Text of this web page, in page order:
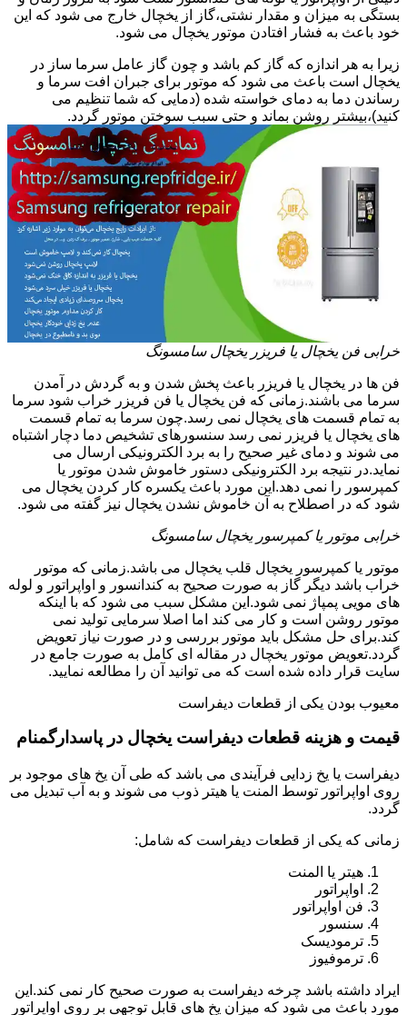
بستگی به میزان و مقدار نشتی،گاز از یخچال خارج می شود که این
خود باعث به فشار افتادن موتور یخچال می شود.
زیرا به هر اندازه که گاز کم باشد و چون گاز عامل سرما ساز در
یخچال است باعث می شود که موتور برای جبران افت سرما و
رساندن دما به دمای خواسته شده (دمایی که شما تنظیم می
کنید)،بیشتر روشن بماند و حتی سبب سوختن موتور گردد.
خرابی فن یخچال یا فریزر یخچال سامسونگ
فن ها در یخچال یا فریزر باعث پخش شدن و به گردش در آمدن
سرما می باشند.زمانی که فن یخچال یا فن فریزر خراب شود سرما
به تمام قسمت های یخچال نمی رسد.چون سرما به تمام قسمت
های یخچال یا فریزر نمی رسد سنسورهای تشخیص دما دچار اشتباه
می شوند و دمای غیر صحیح را به برد الکترونیکی ارسال می
نماید.در نتیجه برد الکترونیکی دستور خاموش شدن موتور یا
کمپرسور را نمی دهد.این مورد باعث یکسره کار کردن یخچال می
شود که در اصطلاح به آن خاموش نشدن یخچال نیز گفته می شود.
خرابی موتور یا کمپرسور یخچال سامسونگ
موتور یا کمپرسور یخچال قلب یخچال می باشد.زمانی که موتور
خراب باشد دیگر گاز به صورت صحیح به کندانسور و اواپراتور و لوله
های مویی پمپاژ نمی شود.این مشکل سبب می شود که با اینکه
موتور روشن است و کار می کند اما اصلا سرمایی تولید نمی
کند.برای حل مشکل باید موتور بررسی و در صورت نیاز تعویض
گردد.تعویض موتور یخچال در مقاله ای کامل به صورت جامع در
سایت قرار داده شده است که می توانید آن را مطالعه نمایید.
معیوب بودن یکی از قطعات دیفراست
قیمت و هزینه قطعات دیفراست یخچال در پاسدارگمنام
دیفراست یا یخ زدایی فرآیندی می باشد که طی آن یخ های موجود بر
روی اواپراتور توسط المنت یا هیتر ذوب می شوند و به آب تبدیل می
گردد.
زمانی که یکی از قطعات دیفراست که شامل:
هیتر یا المنت
اواپراتور
فن اواپراتور
سنسور
ترمودیسک
ترموفیوز
ایراد داشته باشد چرخه دیفراست به صورت صحیح کار نمی کند.این
مورد باعث می شود که میزان یخ های قابل توجهی بر روی اواپراتور